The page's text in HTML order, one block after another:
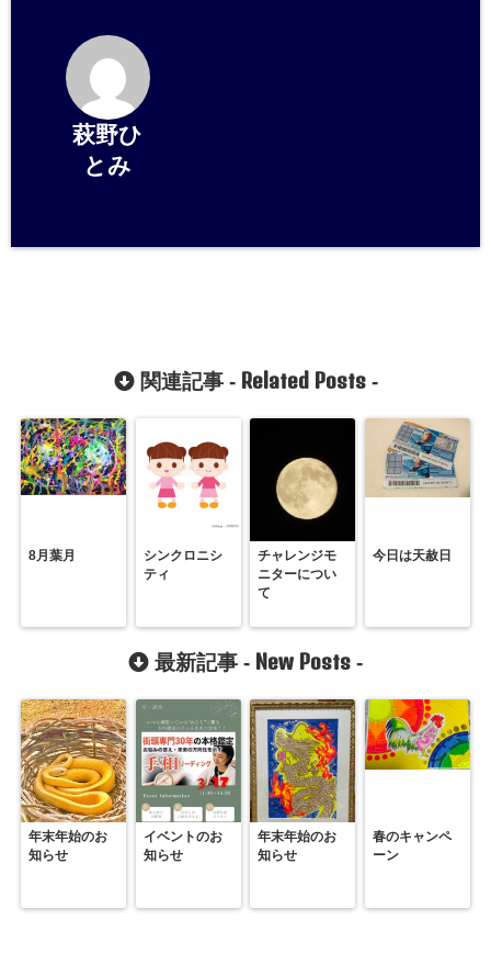
萩野ひ
とみ
関連記事 - Related Posts-
8月葉月
シンクロニシ
ティ
チャレンジモ
ニターについ
て
今日は天赦日
最新記事 - New Posts -
年末年始のお
知らせ
イベントのお
知らせ
年末年始のお
知らせ
春のキャンペ
ーン